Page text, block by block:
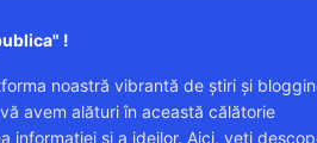
!
noastră vibrantă de știri și
avem alături în această călătorie
informației și a ideilor. Aici, veți